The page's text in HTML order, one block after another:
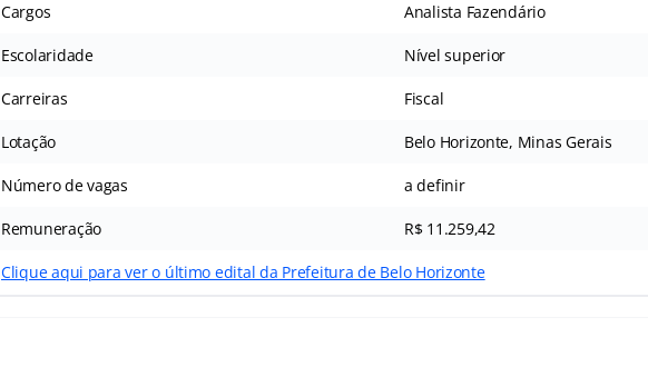
Cargos Analista Fazendário
Escolaridade Nível superior
Carreiras Fiscal
Lotação Belo Horizonte, Minas Gerais
Número de vagas a definir
Remuneração R$ 11.259,42
Clique aqui para ver o último edital da Prefeitura de Belo Horizonte